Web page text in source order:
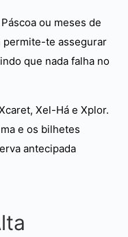
ou meses de
permite-te assegurar
que nada falha no
Xel-Há e Xplor.
e os bilhetes
antecipada